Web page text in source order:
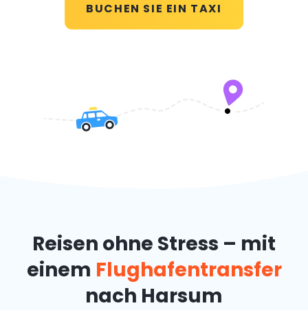
BUCHEN SIE EIN TAXI
Reisen ohne Stress – mit
einem Flughafentransfer
nach Harsum